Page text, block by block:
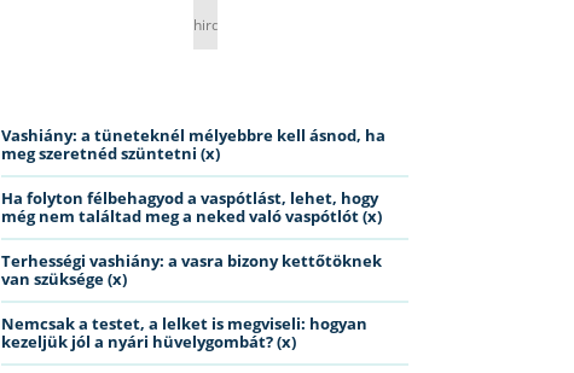
hirdetés
Vashiány: a tüneteknél mélyebbre kell ásnod, ha
meg szeretnéd szüntetni (x)
Ha folyton félbehagyod a vaspótlást, lehet, hogy
még nem találtad meg a neked való vaspótlót (x)
Terhességi vashiány: a vasra bizony kettőtöknek
van szüksége (x)
Nemcsak a testet, a lelket is megviseli: hogyan
kezeljük jól a nyári hüvelygombát? (x)